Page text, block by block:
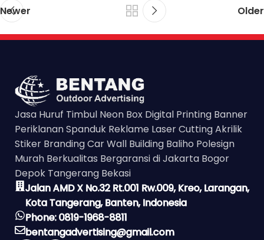
Newer Older
Jasa Huruf Timbul Neon Box Digital Printing Banner
Periklanan Spanduk Reklame Laser Cutting Akrilik
Stiker Branding Car Wall Building Baliho Polesign
Murah Berkualitas Bergaransi di Jakarta Bogor
Depok Tangerang Bekasi
Jalan AMD X No.32 Rt.001 Rw.009, Kreo, Larangan,
Kota Tangerang, Banten, Indonesia
Phone: 0819-1968-8811
bentangadvertising@gmail.com